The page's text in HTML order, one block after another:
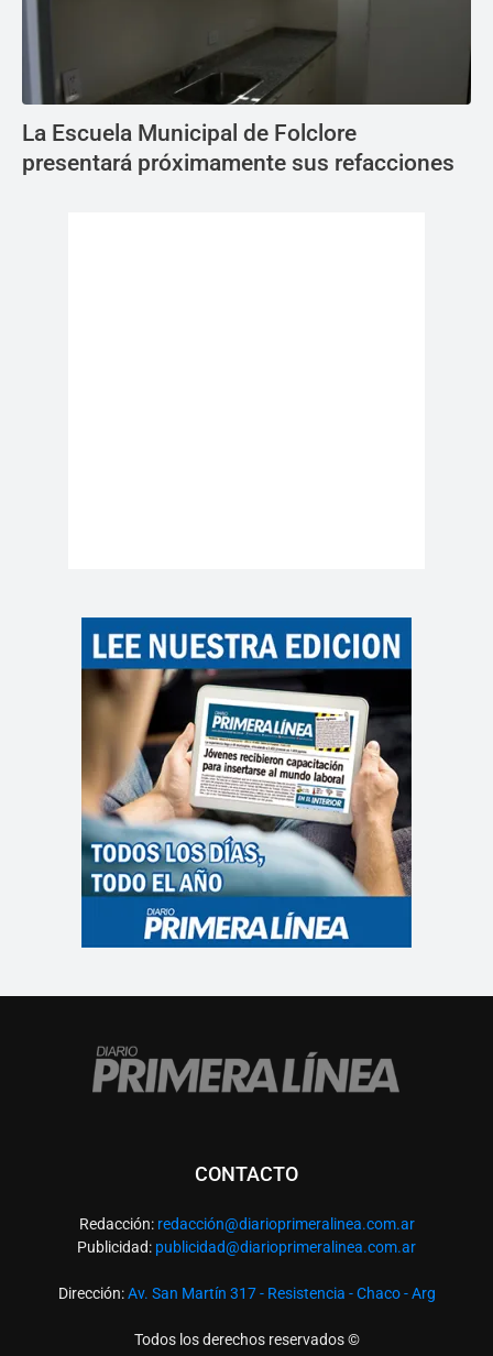
La Escuela Municipal de Folclore
presentará próximamente sus refacciones
CONTACTO
Redacción: redacción@diarioprimeralinea.com.ar
Publicidad: publicidad@diarioprimeralinea.com.ar
Dirección:Av. San Martín 317 - Resistencia - Chaco - Arg
Todos los derechos reservados ©